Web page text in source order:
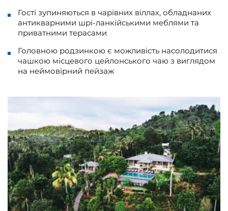
Гості зупиняються в чарівних віллах, обладнаних
антикварними шрі-ланкійськими меблями та
приватними терасами
Головною родзинкою є можливість насолодитися
чашкою місцевого цейлонського чаю з виглядом
на неймовірний пейзаж